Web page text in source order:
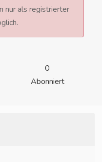
nur als registrierter
0
Abonniert